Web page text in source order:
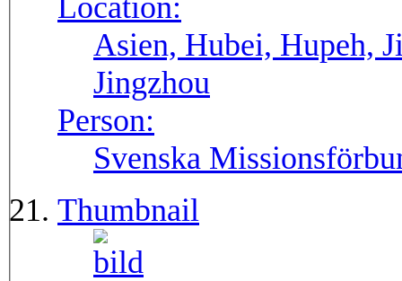
Location:
Asien, Hubei, Hupeh,
Jingzhou
Person:
Svenska
Thumbnail